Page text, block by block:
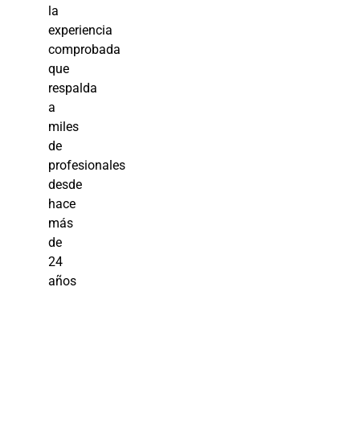
la
experiencia
comprobada
que
respalda
a
miles
de
profesionales
desde
hace
más
de
24
años